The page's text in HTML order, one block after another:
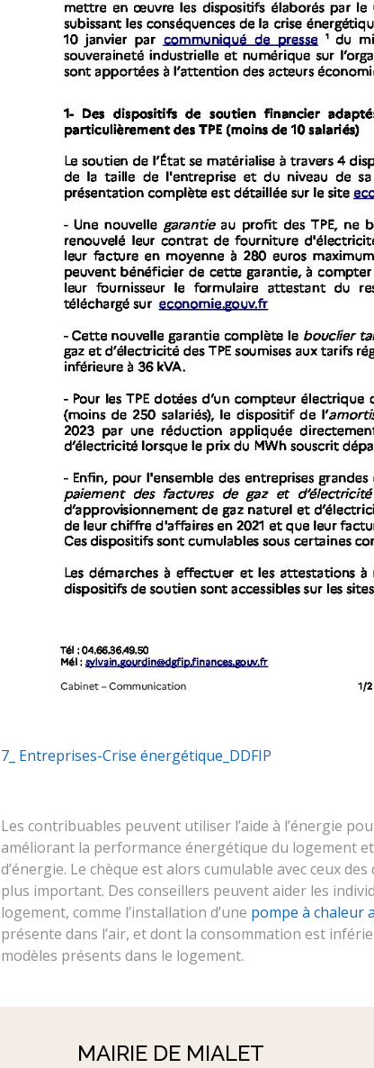
7_ Entreprises-Crise énergétique_DDFIP
Les contribuables peuvent utiliser l’aide à l’énergie
améliorant la performance énergétique du logement
d’énergie. Le chèque est alors cumulable avec ceux
plus important. Des conseillers peuvent aider les
logement, comme l’installation d’une pompe à chaleur
présente dans l’air, et dont la consommation est
modèles présents dans le logement.
MAIRIE DE MIALET